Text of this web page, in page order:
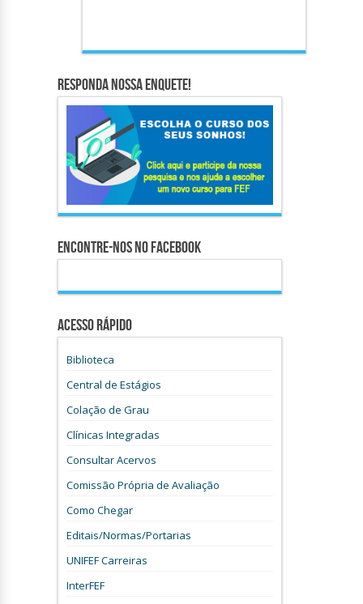
Responda nossa Enquete!
Encontre-nos no Facebook
Acesso Rápido
Biblioteca
Central de Estágios
Colação de Grau
Clínicas Integradas
Consultar Acervos
Comissão Própria de Avaliação
Como Chegar
Editais/Normas/Portarias
UNIFEF Carreiras
InterFEF